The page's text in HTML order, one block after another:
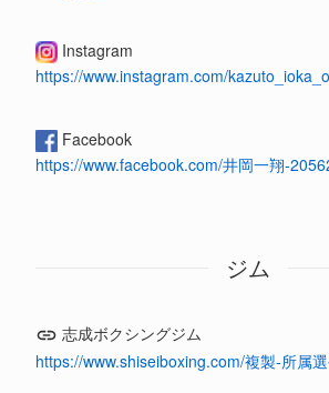
Instagram
https://www.instagram.com/
Facebook
https://www.facebook.com/井岡一翔-
ジム
志成ボクシングジム
https://www.shiseiboxing.com/複製-所属